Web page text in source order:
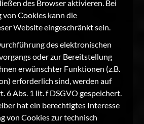
des Browser aktivieren. Bei
Cookies kann die
Website eingeschränkt sein.
des elektronischen
oder zur Bereitstellung
erwünschter Funktionen (z.B.
erforderlich sind, werden auf
6 Abs. 1 lit. f DSGVO gespeichert.
hat ein berechtigtes Interesse
von Cookies zur technisch